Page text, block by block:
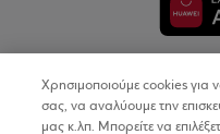
Χρησιμοποιούμε cookies για
σας, να αναλύουμε την
μας κ.λπ. Μπορείτε να